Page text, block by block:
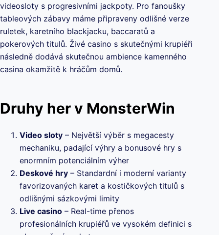
videosloty s progresivními jackpoty. Pro fanoušky
tableových zábavy máme připraveny odlišné verze
ruletek, karetního blackjacku, baccaratů a
pokerových titulů. Živé casino s skutečnými krupiéři
následně dodává skutečnou ambience kamenného
casina okamžitě k hráčům domů.
Druhy her v MonsterWin
Video sloty – Největší výběr s megacesty
mechaniku, padající výhry a bonusové hry s
enormním potenciálním výher
Deskové hry – Standardní i moderní varianty
favorizovaných karet a kostičkových titulů s
odlišnými sázkovými limity
Live casino – Real-time přenos
profesionálních krupiéřů ve vysokém definici s